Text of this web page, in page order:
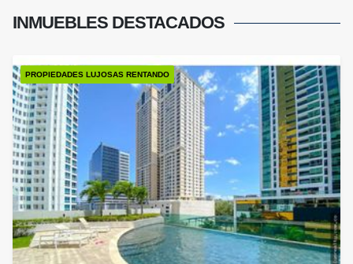
INMUEBLES DESTACADOS
PROPIEDADES LUJOSAS RENTANDO